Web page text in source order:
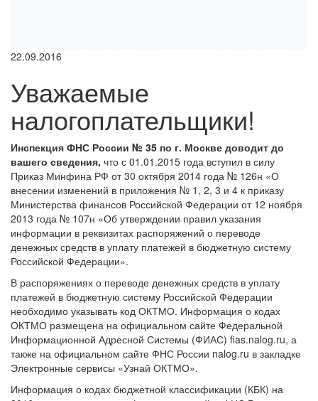
22.09.2016
Уважаемые
налогоплательщики!
Инспекция ФНС России № 35 по г. Москве доводит до
вашего сведения, что с 01.01.2015 года вступил в силу
Приказ Минфина РФ от 30 октября 2014 года № 126н «О
внесении изменений в приложения № 1, 2, 3 и 4 к приказу
Министерства финансов Российской Федерации от 12 ноября
2013 года № 107н «Об утверждении правил указания
информации в реквизитах распоряжений о переводе
денежных средств в уплату платежей в бюджетную систему
Российской Федерации».
В распоряжениях о переводе денежных средств в уплату
платежей в бюджетную систему Российской Федерации
необходимо указывать код ОКТМО. Информация о кодах
ОКТМО размещена на официальном сайте Федеральной
Информационной Адресной Системы (ФИАС) fias.nalog.ru, а
также на официальном сайте ФНС России nalog.ru в закладке
Электронные сервисы «Узнай ОКТМО».
Информация о кодах бюджетной классификации (КБК) на